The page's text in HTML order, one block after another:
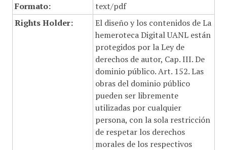
Formato:
text/pdf
Rights Holder:
El diseño y los contenidos de La
hemeroteca Digital UANL están
protegidos por la Ley de
derechos de autor, Cap. III. De
dominio público. Art. 152. Las
obras del dominio público
pueden ser libremente
utilizadas por cualquier
persona, con la sola restricción
de respetar los derechos
morales de los respectivos